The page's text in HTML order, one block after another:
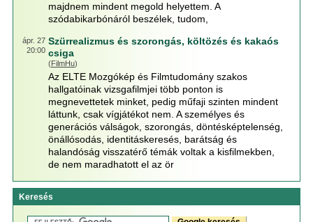
majdnem mindent megold helyettem. A
szódabikarbónáról beszélek, tudom,
ápr. 27
20:00
Szürrealizmus és szorongás, költözés és kakaós
csiga
(FilmHu)
Az ELTE Mozgókép és Filmtudomány szakos
hallgatóinak vizsgafilmjei több ponton is
megnevettetek minket, pedig műfaji szinten mindent
láttunk, csak vígjátékot nem. A személyes és
generációs válságok, szorongás, döntésképtelenség,
önállósodás, identitáskeresés, barátság és
halandóság visszatérő témák voltak a kisfilmekben,
de nem maradhatott el az ör
Keresés